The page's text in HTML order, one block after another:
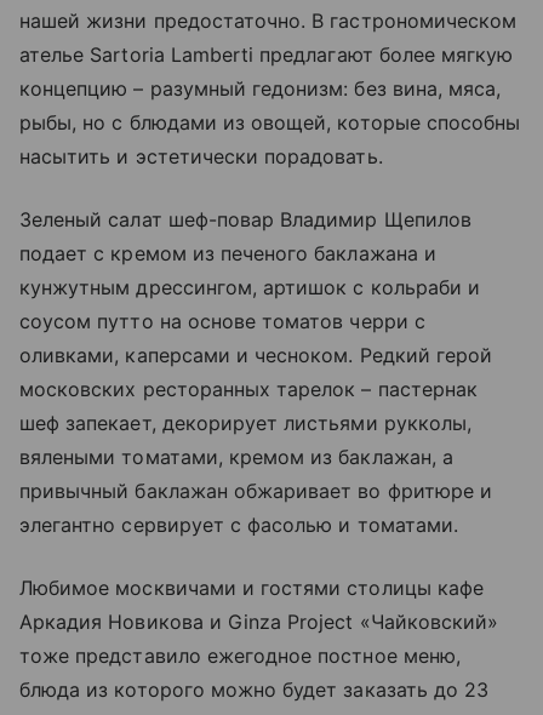
нашей жизни предостаточно. В гастрономическом
ателье Sartoria Lamberti предлагают более мягкую
концепцию – разумный гедонизм: без вина, мяса,
рыбы, но с блюдами из овощей, которые способны
насытить и эстетически порадовать.
Зеленый салат шеф-повар Владимир Щепилов
подает с кремом из печеного баклажана и
кунжутным дрессингом, артишок с кольраби и
соусом путто на основе томатов черри с
оливками, каперсами и чесноком. Редкий герой
московских ресторанных тарелок – пастернак
шеф запекает, декорирует листьями рукколы,
вялеными томатами, кремом из баклажан, а
привычный баклажан обжаривает во фритюре и
элегантно сервирует с фасолью и томатами.
Любимое москвичами и гостями столицы кафе
Аркадия Новикова и Ginza Project «Чайковский»
тоже представило ежегодное постное меню,
блюда из которого можно будет заказать до 23